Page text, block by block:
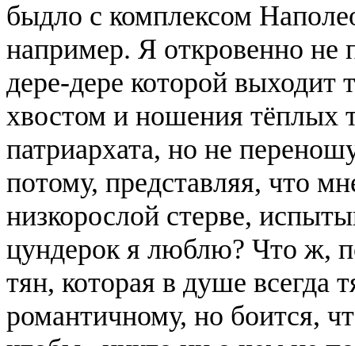
быдло с комплексом
например. Я откровенно
дере-дере которой выходит
хвостом и ношения тёплых
патриархата, но не
потому, представляя, что
низкорослой стерве,
цундерок я люблю? Что ж,
тян, которая в душе всегда
романтичному, но боится,